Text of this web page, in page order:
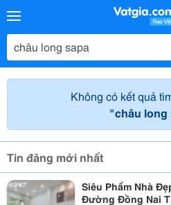
Không có kết quả
"châu long
Tin đăng mới nhất
Siêu Phẩm Nhà
Đường Đồng Nai